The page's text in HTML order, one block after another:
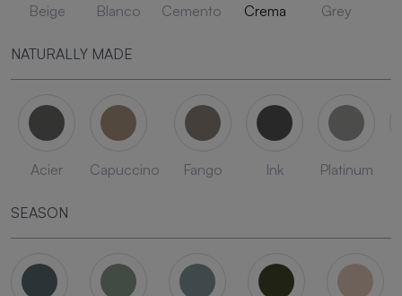
Beige Blanco Cemento Crema Grey
NATURALLY MADE
Acier Capuccino Fango Ink Platinum
SEASON